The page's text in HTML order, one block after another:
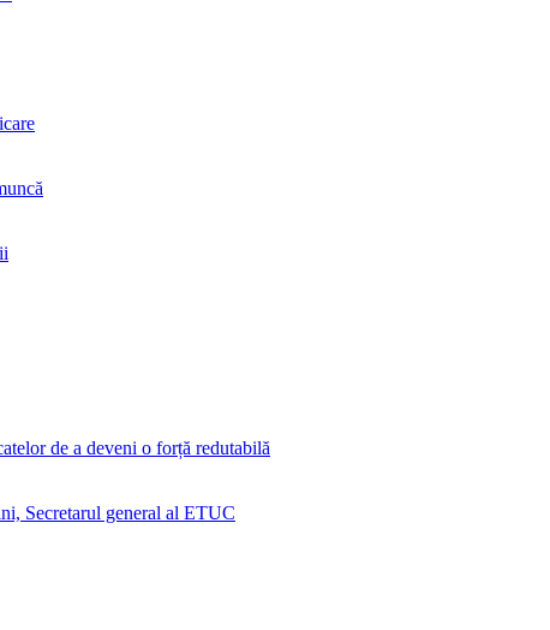
de a deveni o forță redutabilă
Secretarul general al ETUC